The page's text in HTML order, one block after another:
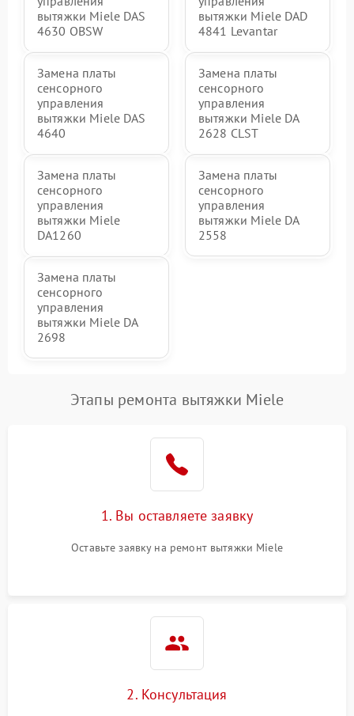
вытяжки Miele DAS
4630 OBSW
вытяжки Miele DAD
4841 Levantar
Замена платы
сенсорного
управления
вытяжки Miele DAS
4640
Замена платы
сенсорного
управления
вытяжки Miele DA
2628 CLST
Замена платы
сенсорного
управления
вытяжки Miele
DA1260
Замена платы
сенсорного
управления
вытяжки Miele DA
2558
Замена платы
сенсорного
управления
вытяжки Miele DA
2698
Этапы ремонта вытяжки Miele
1. Вы оставляете заявку
Оставьте заявку на ремонт вытяжки Miele
2. Консультация